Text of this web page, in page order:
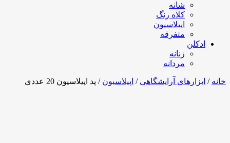
شانه
کلاه رنگ
اپیلاسیون
متفرقه
ادکلن
زنانه
مردانه
خانه / ابزارهای آرایشگاهی / اپیلاسیون / پد اپیلاسیون 20 عددی